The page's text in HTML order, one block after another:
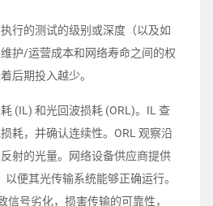
行的测试的级别或深度（以及如
护/运营成本和网络寿命之间的权
后期投入越少。
(IL) 和光回波损耗 (ORL)。IL 查
耗，并确认连续性。ORL 观察沿
射的光量。网络设备供应商提供
以便其光传输系统能够正确运行。
信号劣化，损害传输的可靠性，